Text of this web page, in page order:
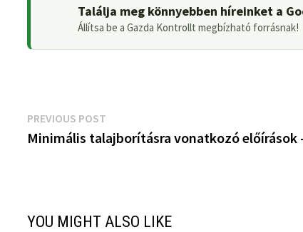
Találja meg könnyebben híreinket a
Állítsa be a Gazda Kontrollt megbízható forrásnak!
Bejegyzés
navigáció
PREVIOUS POST
post:
Minimális talajborításra vonatkozó előírások
YOU MIGHT ALSO LIKE